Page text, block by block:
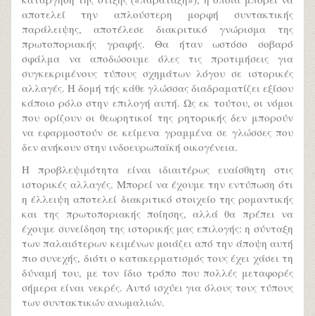
αποτελεί την απλούστερη μορφή συντακτικής
παράλειψης, αποτέλεσε διακριτικό γνώρισμα της
πρωτοποριακής γραφής. Θα ήταν ωστόσο σοβαρό
σφάλμα να αποδώσουμε όλες τις προτιμήσεις για
συγκεκριμένους τύπους σχημάτων λόγου σε ιστορικές
αλλαγές. Η δομή τής κάθε γλώσσας διαδραματίζει εξίσου
κάποιο ρόλο στην επιλογή αυτή. Ως εκ τούτου, οι νόμοι
που ορίζουν οι θεωρητικοί της ρητορικής δεν μπορούν
να εφαρμοστούν σε κείμενα γραμμένα σε γλώσσες που
δεν ανήκουν στην ινδοευρωπαϊκή οικογένεια.
Η προβλεψιμότητα είναι ιδιαιτέρως ευαίσθητη στις
ιστορικές αλλαγές. Μπορεί να έχουμε την εντύπωση ότι
η έλλειψη αποτελεί διακριτικό στοιχείο της ρομαντικής
και της πρωτοποριακής ποίησης, αλλά θα πρέπει να
έχουμε συνείδηση της ιστορικής μας επιλογής: η σύνταξη
των παλαιότερων κειμένων μοιάζει από την άποψη αυτή
πιο συνεχής, διότι ο κατακερματισμός τους έχει χάσει τη
δύναμή του, με τον ίδιο τρόπο που πολλές μεταφορές
σήμερα είναι νεκρές. Αυτό ισχύει για όλους τους τύπους
των συντακτικών ανωμαλιών.